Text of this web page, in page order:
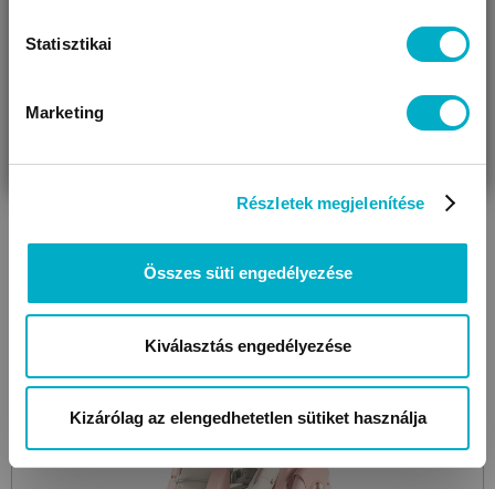
Statisztikai
Marketing
Részletek megjelenítése
Összes süti engedélyezése
Kiválasztás engedélyezése
Kizárólag az elengedhetetlen sütiket használja
VÁRANDÓS
AJÁNDÉKOT